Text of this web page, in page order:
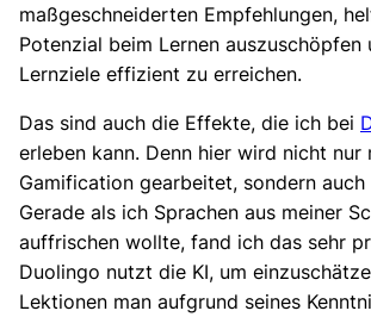
maßgeschneiderten Empfehlungen,
Potenzial beim Lernen auszuschöpfen
Lernziele effizient zu erreichen.
Das sind auch die Effekte, die ich bei
erleben kann. Denn hier wird nicht nur
Gamification gearbeitet, sondern auch
Gerade als ich Sprachen aus meiner
auffrischen wollte, fand ich das sehr
Duolingo nutzt die KI, um
Lektionen man aufgrund seines